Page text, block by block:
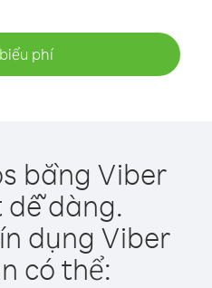
phí
bằng Viber
dàng.
dụng Viber
có thể: